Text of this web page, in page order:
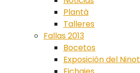
Plantà
Talleres
Fallas 2013
Bocetos
Exposición del Ninot